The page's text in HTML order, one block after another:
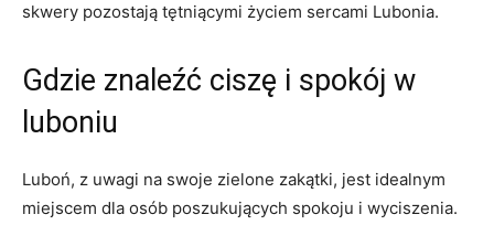
skwery ⁤pozostają tętniącymi życiem sercami‌ Lubonia.
Gdzie znaleźć ciszę​ i spokój w
luboniu
Luboń, z​ uwagi na swoje zielone zakątki, jest idealnym
miejscem dla osób poszukujących spokoju ‌i wyciszenia.